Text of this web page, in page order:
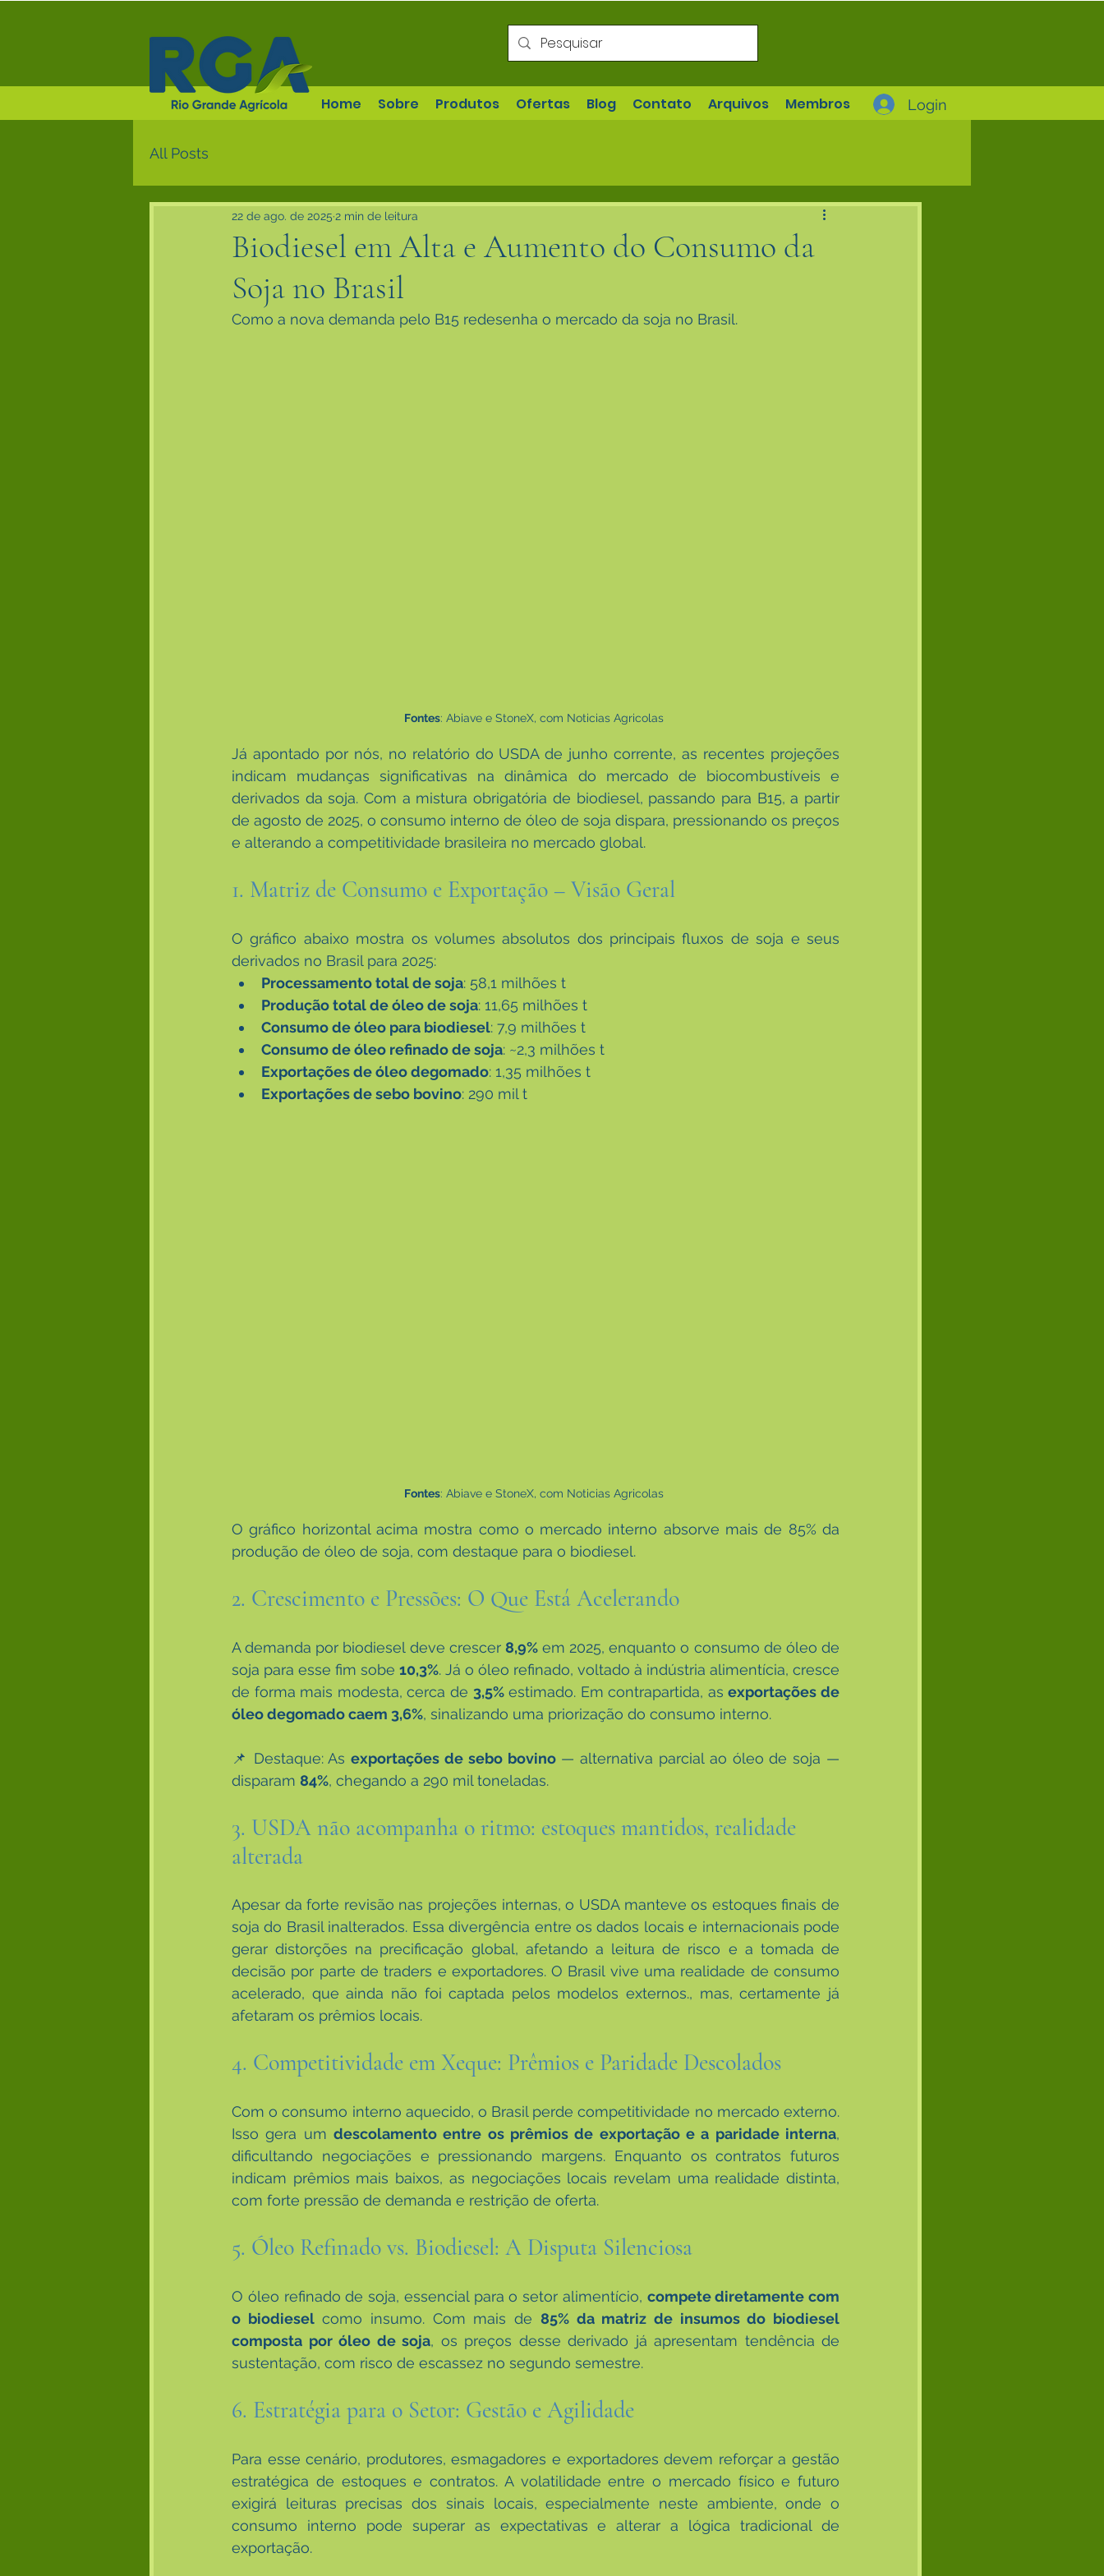
Login
Home Sobre Produtos Ofertas Blog Contato Arquivos Membros
All Posts
Biodiesel em Alta e Aumento do Consumo da
Soja no Brasil
22 de ago. de 2025 2 min de leitura
Como a nova demanda pelo B15 redesenha o mercado da soja no Brasil.
Fontes: Abiave e StoneX, com Noticias Agricolas
Já apontado por nós, no relatório do USDA de junho corrente, as recentes projeções
indicam mudanças significativas na dinâmica do mercado de biocombustíveis e
derivados da soja. Com a mistura obrigatória de biodiesel, passando para B15, a partir
de agosto de 2025, o consumo interno de óleo de soja dispara, pressionando os preços
e alterando a competitividade brasileira no mercado global.
1. Matriz de Consumo e Exportação – Visão Geral
O gráfico abaixo mostra os volumes absolutos dos principais fluxos de soja e seus
derivados no Brasil para 2025:
Processamento total de soja: 58,1 milhões t
Produção total de óleo de soja: 11,65 milhões t
Consumo de óleo para biodiesel: 7,9 milhões t
Consumo de óleo refinado de soja: ~2,3 milhões t
Exportações de óleo degomado: 1,35 milhões t
Exportações de sebo bovino: 290 mil t
Fontes: Abiave e StoneX, com Noticias Agricolas
O gráfico horizontal acima mostra como o mercado interno absorve mais de 85% da
produção de óleo de soja, com destaque para o biodiesel.
2. Crescimento e Pressões: O Que Está Acelerando
A demanda por biodiesel deve crescer 8,9% em 2025, enquanto o consumo de óleo de
soja para esse fim sobe 10,3%. Já o óleo refinado, voltado à indústria alimentícia, cresce
de forma mais modesta, cerca de 3,5% estimado. Em contrapartida, as exportações de
óleo degomado caem 3,6%, sinalizando uma priorização do consumo interno.
📌 Destaque: As exportações de sebo bovino — alternativa parcial ao óleo de soja —
disparam 84%, chegando a 290 mil toneladas.
3. USDA não acompanha o ritmo: estoques mantidos, realidade
alterada
Apesar da forte revisão nas projeções internas, o USDA manteve os estoques finais de
soja do Brasil inalterados. Essa divergência entre os dados locais e internacionais pode
gerar distorções na precificação global, afetando a leitura de risco e a tomada de
decisão por parte de traders e exportadores. O Brasil vive uma realidade de consumo
acelerado, que ainda não foi captada pelos modelos externos., mas, certamente já
afetaram os prêmios locais.
4. Competitividade em Xeque: Prêmios e Paridade Descolados
Com o consumo interno aquecido, o Brasil perde competitividade no mercado externo.
Isso gera um descolamento entre os prêmios de exportação e a paridade interna,
dificultando negociações e pressionando margens. Enquanto os contratos futuros
indicam prêmios mais baixos, as negociações locais revelam uma realidade distinta,
com forte pressão de demanda e restrição de oferta.
5. Óleo Refinado vs. Biodiesel: A Disputa Silenciosa
O óleo refinado de soja, essencial para o setor alimentício, compete diretamente com
o biodiesel como insumo. Com mais de 85% da matriz de insumos do biodiesel
composta por óleo de soja, os preços desse derivado já apresentam tendência de
sustentação, com risco de escassez no segundo semestre.
6. Estratégia para o Setor: Gestão e Agilidade
Para esse cenário, produtores, esmagadores e exportadores devem reforçar a gestão
estratégica de estoques e contratos. A volatilidade entre o mercado físico e futuro
exigirá leituras precisas dos sinais locais, especialmente neste ambiente, onde o
consumo interno pode superar as expectativas e alterar a lógica tradicional de
exportação.